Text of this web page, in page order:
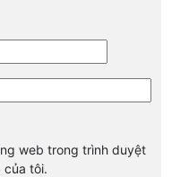
web trong trình duyệt
của tôi.